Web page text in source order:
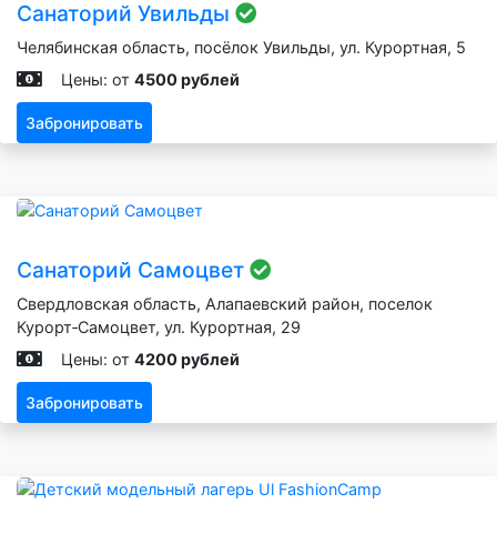
Санаторий Увильды
Челябинская область, посёлок Увильды, ул. Курортная, 5
Цены: от 4500 рублей
Забронировать
Санаторий Самоцвет
Свердловская область, Алапаевский район, поселок
Курорт‑Самоцвет, ул. Курортная, 29
Цены: от 4200 рублей
Забронировать